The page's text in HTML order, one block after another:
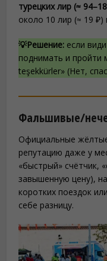
турецких лир (≈
около 10 лир (≈ 19
💡Решение: если
поднимать и пройти
teşekkürler» (Нет,
Фальшивые/
Официальные
репутацию даже у
«быстрый» счётчик,
завышенную цену),
коротких поездок
себе разницу.